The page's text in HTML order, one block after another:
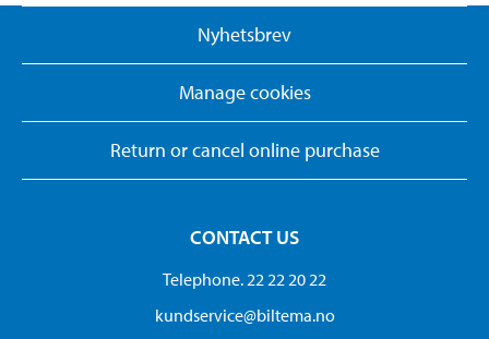
Nyhetsbrev
Manage cookies
Return or cancel online purchase
CONTACT US
Telephone. 22 22 20 22
kundservice@biltema.no